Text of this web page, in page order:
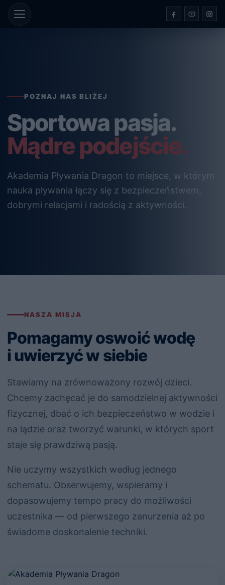
POZNAJ NAS BLIŻEJ
Sportowa pasja.
Mądre podejście.
Akademia Pływania Dragon to miejsce, w którym
nauka pływania łączy się z bezpieczeństwem,
dobrymi relacjami i radością z aktywności.
NASZA MISJA
Pomagamy oswoić wodę
i uwierzyć w siebie
Stawiamy na zrównoważony rozwój dzieci.
Chcemy zachęcać je do samodzielnej aktywności
fizycznej, dbać o ich bezpieczeństwo w wodzie i
na lądzie oraz tworzyć warunki, w których sport
staje się prawdziwą pasją.
Nie uczymy wszystkich według jednego
schematu. Obserwujemy, wspieramy i
dopasowujemy tempo pracy do możliwości
uczestnika — od pierwszego zanurzenia aż po
świadome doskonalenie techniki.